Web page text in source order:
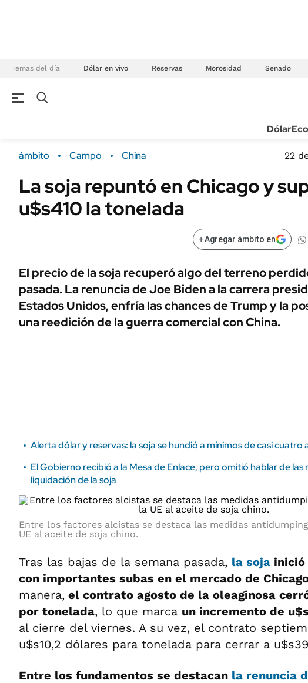
Temas del día Dólar en vivo Reservas Morosidad Senado
Campo
FINANZAS
ÁMBITO DEBATE
MEDIAKIT AMBITO DEBATE
Sustentabilidad
Seguros
POLÍTICA
Municipios
URUGUAY
Dólar
ámbito Campo China 22
La soja repuntó en Chicago y
u$s410 la tonelada
+Agregar ámbito en
El precio de la soja recuperó algo del terreno
pasada. La renuncia de Joe Biden a la carrera
Estados Unidos, enfría las chances de Trump y la
una reedición de la guerra comercial con China.
Alerta dólar y reservas: la soja se hundió a mínimos de casi cuatro
El Gobierno recibió a la Mesa de Enlace, pero omitió hablar de las
liquidación de la soja
Entre los factores alcistas se destaca las medidas
UE al aceite de soja chino.
Tras las bajas de la semana pasada, la soja inició
con importantes subas en el mercado de
manera, el contrato agosto de la oleaginosa
por tonelada, lo que marca un incremento de
al cierre del viernes. A su vez, el contrato
u$s10,2 dólares para tonelada para cerrar a
Entre los fundamentos se destacan la renuncia